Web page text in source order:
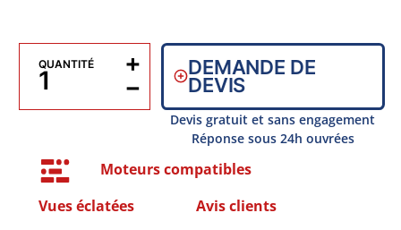
QUANTITÉ
−
+ DEMANDE DE
DEVIS
Devis gratuit et sans engagement
Réponse sous 24h ouvrées
Moteurs compatibles
Vues éclatées
Avis clients